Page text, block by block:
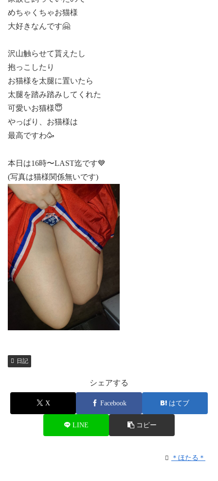
めちゃくちゃお猫様
大好きなんです🤗
沢山触らせて貰えたし
抱っこしたり
お猫様を太腿に置いたら
太腿を踏み踏みしてくれた
可愛いお猫様😇
やっぱり、お猫様は
最高ですわ🥳
本日は16時〜LAST迄です💙
(写真は猫様関係無いです)
日記
シェアする
X Facebook はてブ
LINE コピー
＊ほたる＊